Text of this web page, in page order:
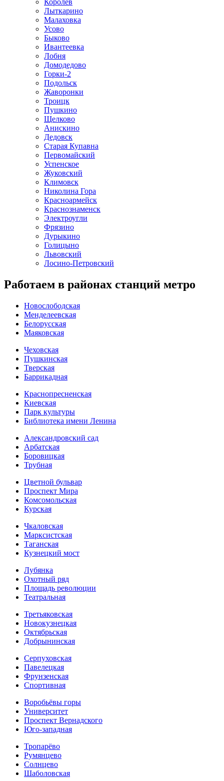
Королев
Лыткарино
Малаховка
Усово
Быково
Ивантеевка
Лобня
Домодедово
Горки-2
Подольск
Жаворонки
Троицк
Пушкино
Щелково
Анискино
Дедовск
Старая Купавна
Первомайский
Успенское
Жуковский
Климовск
Николина Гора
Красноармейск
Краснознаменск
Электроугли
Фрязино
Дурыкино
Голицыно
Львовский
Лосино-Петровский
Работаем в районах станций метро
Новослободская
Менделеевская
Белорусская
Маяковская
Чеховская
Пушкинская
Тверская
Баррикадная
Краснопресненская
Киевская
Парк культуры
Библиотека имени Ленина
Александровский сад
Арбатская
Боровицкая
Трубная
Цветной бульвар
Проспект Мира
Комсомольская
Курская
Чкаловская
Марксистская
Таганская
Кузнецкий мост
Лубянка
Охотный ряд
Площадь революции
Театральная
Третьяковская
Новокузнецкая
Октябрьская
Добрынинская
Серпуховская
Павелецкая
Фрунзенская
Спортивная
Воробьёвы горы
Университет
Проспект Вернадского
Юго-западная
Тропарёво
Румянцево
Солнцево
Шаболовская